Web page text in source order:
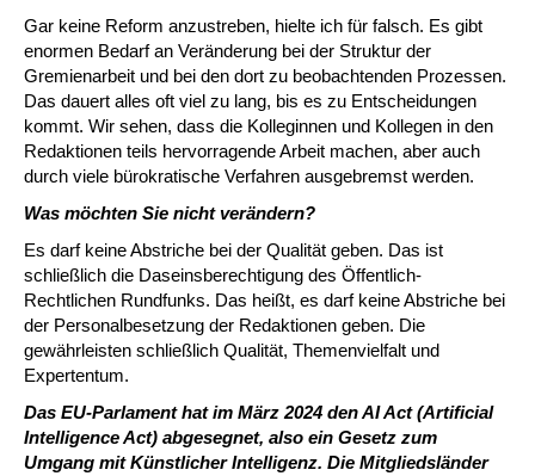
Gar keine Reform anzustreben, hielte ich für falsch. Es gibt
enormen Bedarf an Veränderung bei der Struktur der
Gremienarbeit und bei den dort zu beobachtenden Prozessen.
Das dauert alles oft viel zu lang, bis es zu Entscheidungen
kommt. Wir sehen, dass die Kolleginnen und Kollegen in den
Redaktionen teils hervorragende Arbeit machen, aber auch
durch viele bürokratische Verfahren ausgebremst werden.
Was möchten Sie nicht verändern?
Es darf keine Abstriche bei der Qualität geben. Das ist
schließlich die Daseinsberechtigung des Öffentlich-
Rechtlichen Rundfunks. Das heißt, es darf keine Abstriche bei
der Personalbesetzung der Redaktionen geben. Die
gewährleisten schließlich Qualität, Themenvielfalt und
Expertentum.
Das EU-Parlament hat im März 2024 den AI Act (Artificial
Intelligence Act) abgesegnet, also ein Gesetz zum
Umgang mit Künstlicher Intelligenz. Die Mitgliedsländer